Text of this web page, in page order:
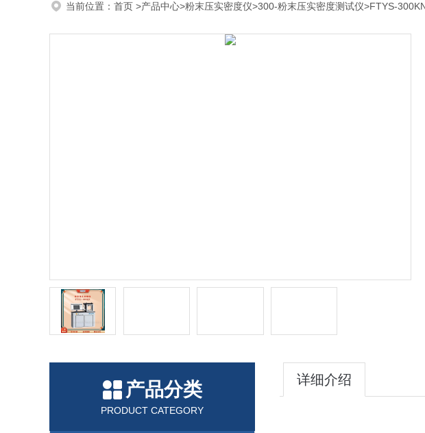
当前位置： 首页 >产品中心>粉末压实密度仪>300-粉末压实密度测试仪>FTYS-
产品分类
PRODUCT CATEGORY
详细介绍